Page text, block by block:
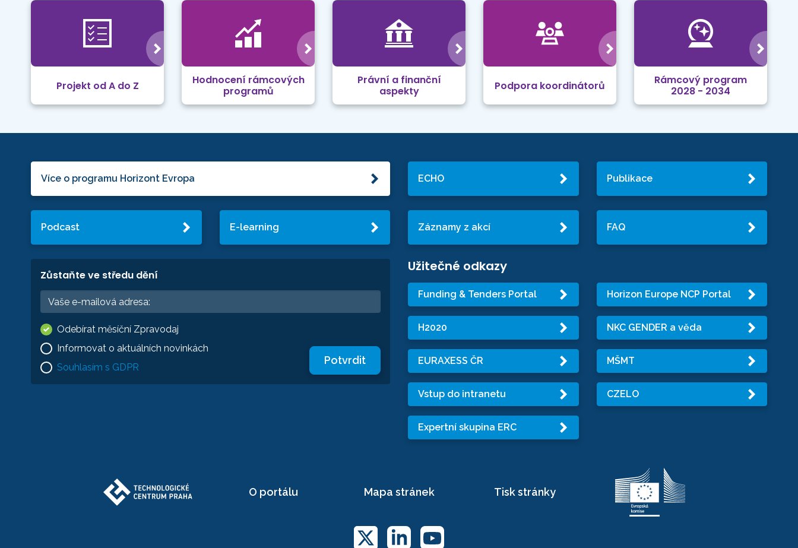
Projekt od A do Z
Hodnocení rámcových
programů
Právní a finanční
aspekty
Podpora koordinátorů
Rámcový program
2028 - 2034
Více o programu Horizont Evropa
Podcast E-learning
Zůstaňte ve středu dění
Odebírat měsíční Zpravodaj
Informovat o aktuálních novinkách
Souhlasím s GDPR
Potvrdit
ECHO Publikace
Záznamy z akcí FAQ
Užitečné odkazy
Funding & Tenders Portal Horizon Europe NCP Portal
H2020 NKC GENDER a věda
EURAXESS ČR MŠMT
Vstup do intranetu CZELO
Expertní skupina ERC
O portálu Mapa stránek Tisk stránky